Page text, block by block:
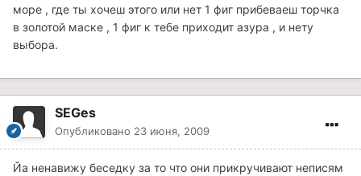
море , где ты хочеш этого или нет 1 фиг прибеваеш торчка
в золотой маске , 1 фиг к тебе приходит азура , и нету
выбора.
SEGes
Опубликовано 23 июня, 2009
Йа ненавижу беседку за то что они прикручивают неписям